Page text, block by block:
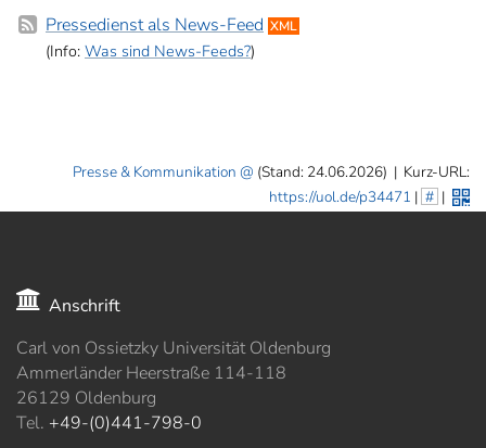
Pressedienst als News-Feed XML
(Info: Was sind News-Feeds?)
Presse & Kommunikation (Stand: 24.06.2026) | Kurz-URL:
https://uol.de/p34471 | # |
Anschrift
Carl von Ossietzky Universität Oldenburg
Ammerländer Heerstraße 114-118
26129 Oldenburg
Tel. +49-(0)441-798-0